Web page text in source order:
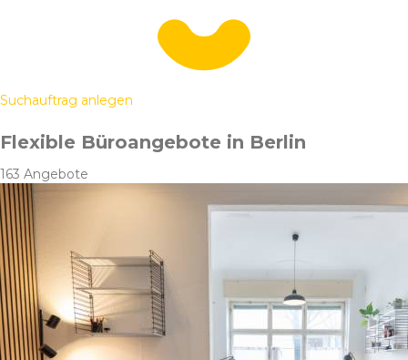
Suchauftrag anlegen
Flexible Büroangebote in Berlin
163 Angebote